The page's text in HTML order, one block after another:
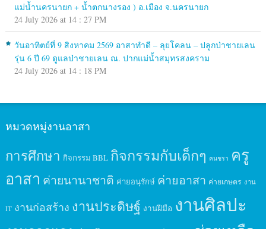
แม่น้ำนครนายก + น้ำตกนางรอง ) อ.เมือง จ.นครนายก
24 July 2026 at 14 : 27 PM
วันอาทิตย์ที่ 9 สิงหาคม 2569 อาสาทำดี – ลุยโคลน – ปลูกป่าชายเลน
รุ่น 6 ปี 69 ดูแลป่าชายเลน ณ. ปากแม่น้ำสมุทรสงคราม
24 July 2026 at 14 : 18 PM
หมวดหมู่งานอาสา
การศึกษา กิจกรรม BBL กิจกรรมกับเด็กๆ คนชรา ครู
อาสา ค่ายนานาชาติ ค่ายอนุรักษ์ ค่ายอาสา ค่ายเกษตร งาน
IT งานก่อสร้าง งานประดิษฐ์ งานฝีมือ งานศิลปะ